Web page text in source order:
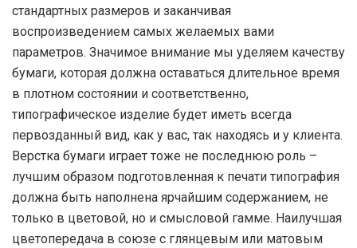
стандартных размеров и заканчивая
воспроизведением самых желаемых вами
параметров. Значимое внимание мы уделяем качеству
бумаги, которая должна оставаться длительное время
в плотном состоянии и соответственно,
типографическое изделие будет иметь всегда
первозданный вид, как у вас, так находясь и у клиента.
Верстка бумаги играет тоже не последнюю роль –
лучшим образом подготовленная к печати типография
должна быть наполнена ярчайшим содержанием, не
только в цветовой, но и смысловой гамме. Наилучшая
цветопередача в союзе с глянцевым или матовым